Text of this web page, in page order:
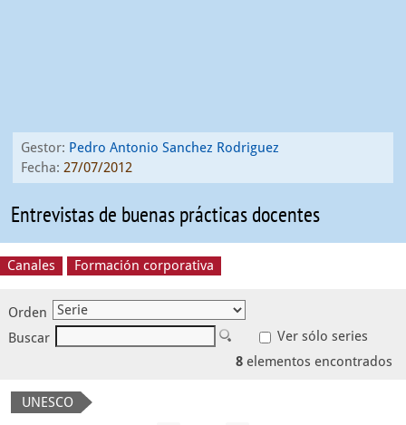
Gestor: Pedro Antonio Sanchez Rodriguez
Fecha: 27/07/2012
Entrevistas de buenas prácticas docentes
Canales Formación corporativa
Orden
Buscar
Ver sólo series
8 elementos encontrados
UNESCO